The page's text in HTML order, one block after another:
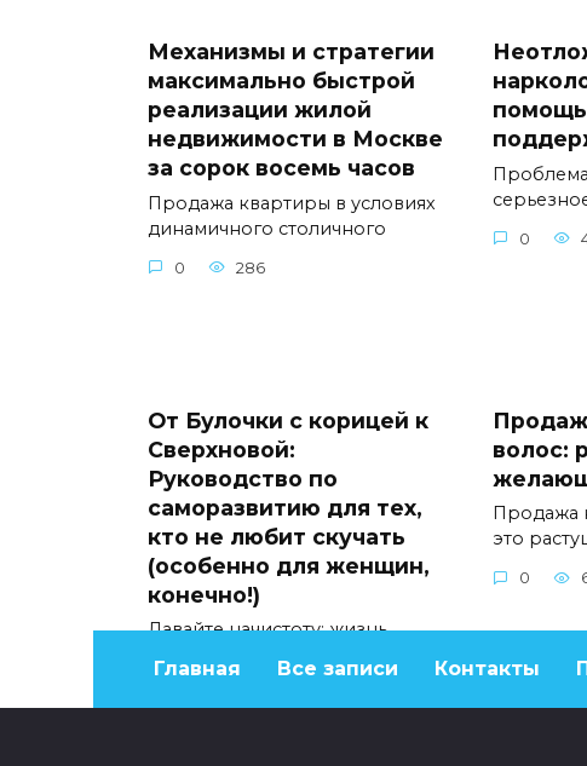
Механизмы и стратегии
максимально быстрой
реализации жилой
недвижимости в Москве
за сорок восемь часов
Продажа квартиры в условиях
динамичного столичного
0 286
Проблема
0
От Булочки с корицей к
Сверхновой:
Руководство по
саморазвитию для тех,
кто не любит скучать
(особенно для женщин,
конечно!)
Давайте начистоту: жизнь
волос:
Продажа
это
0
Главная Все записи Контакты